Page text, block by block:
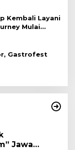
Kembali Layani
Mulai
Gastrofest
Jawa